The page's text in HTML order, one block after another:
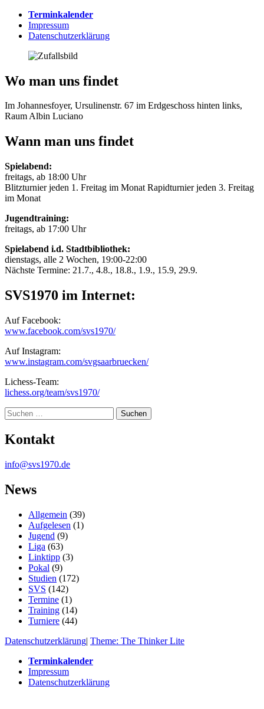
Terminkalender
Impressum
Datenschutzerklärung
Wo man uns findet
Im Johannesfoyer, Ursulinenstr. 67 im Erdgeschoss hinten links,
Raum Albin Luciano
Wann man uns findet
Spielabend:
freitags, ab 18:00 Uhr
Blitzturnier jeden 1. Freitag im Monat Rapidturnier jeden 3. Freitag
im Monat
Jugendtraining:
freitags, ab 17:00 Uhr
Spielabend i.d. Stadtbibliothek:
dienstags, alle 2 Wochen, 19:00-22:00
Nächste Termine: 21.7., 4.8., 18.8., 1.9., 15.9, 29.9.
SVS1970 im Internet:
Auf Facebook:
www.facebook.com/svs1970/
Auf Instagram:
www.instagram.com/svgsaarbruecken/
Lichess-Team:
lichess.org/team/svs1970/
Suche
Kontakt
info@svs1970.de
News
Allgemein (39)
Aufgelesen (1)
Jugend (9)
Liga (63)
Linktipp (3)
Pokal (9)
Studien (172)
SVS (142)
Termine (1)
Training (14)
Turniere (44)
Datenschutzerklärung| Theme: The Thinker Lite
Terminkalender
Impressum
Datenschutzerklärung